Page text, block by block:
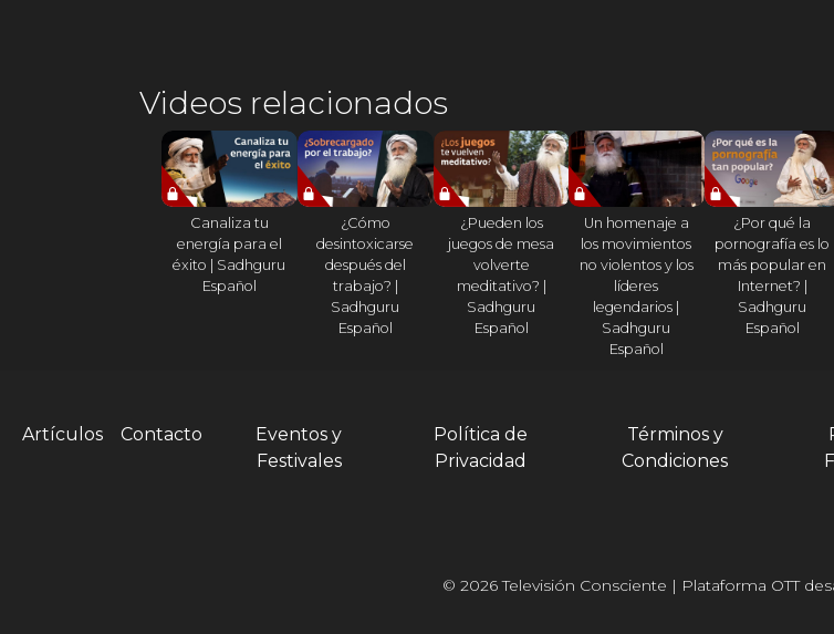
Videos relacionados
Canaliza tu
energía para el
éxito | Sadhguru
Español
¿Cómo
desintoxicarse
después del
trabajo? |
Sadhguru
Español
¿Pueden los
juegos de mesa
volverte
meditativo? |
Sadhguru
Español
Un homenaje a
los movimientos
no violentos y los
líderes
legendarios |
Sadhguru
Español
¿Por qué la
pornografía es lo
más popular en
Internet? |
Sadhguru
Español
Artículos Contacto
Eventos y
Festivales
Política de
Privacidad
Términos y
Condiciones
© 2026 Televisión Consciente | Plataforma OTT